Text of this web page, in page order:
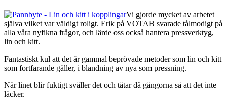
Vi gjorde mycket av arbetet
själva vilket var väldigt roligt. Erik på VOTAB svarade tålmodigt på
alla våra nyfikna frågor, och lärde oss också hantera pressverktyg,
lin och kitt.
Fantastiskt kul att det är gammal beprövade metoder som lin och kitt
som fortfarande gäller, i blandning av nya som pressning.
När linet blir fuktigt sväller det och tätar då gängorna så att det inte
läcker.